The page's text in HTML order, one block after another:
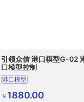
引领众信 港口模型G-02
口模型控制
港口模型
￥ 1880.00